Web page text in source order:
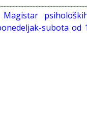
subota od
- A